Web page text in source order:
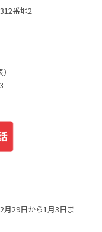
番地2
29日から1月3日ま